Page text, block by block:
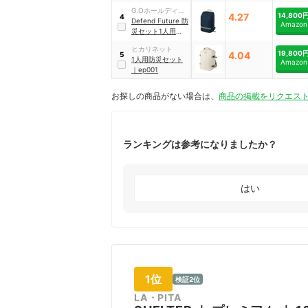
4
G.Oホールディン
グス
Defend Future 防
災セット1人用
4.27
14,800
Amazon
5
ヒカリネット
1人用防災セット
｜ ep001
4.04
19,800
Amazon
お探しの商品がない場合は、 商品の掲載をリクエス
ランキングは参考になりましたか？
はい
1位 検証2位
LA・PITA